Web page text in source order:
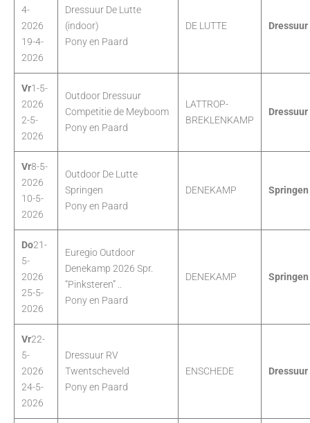
4-
2026
19-4-
2026
Dressuur De Lutte
(indoor)
Pony en Paard
DE LUTTE Dressuur
Vr1-5-
2026
2-5-
2026
Outdoor Dressuur
Competitie de Meyboom
Pony en Paard
LATTROP-
BREKLENKAMP
Dressuur
Vr8-5-
2026
10-5-
2026
Outdoor De Lutte
Springen
Pony en Paard
DENEKAMP Springen
Do21-
5-
2026
25-5-
2026
Euregio Outdoor
Denekamp 2026 Spr.
“Pinksteren” ..
Pony en Paard
DENEKAMP Springen
Vr22-
5-
2026
24-5-
2026
Dressuur RV
Twentscheveld
Pony en Paard
ENSCHEDE Dressuur